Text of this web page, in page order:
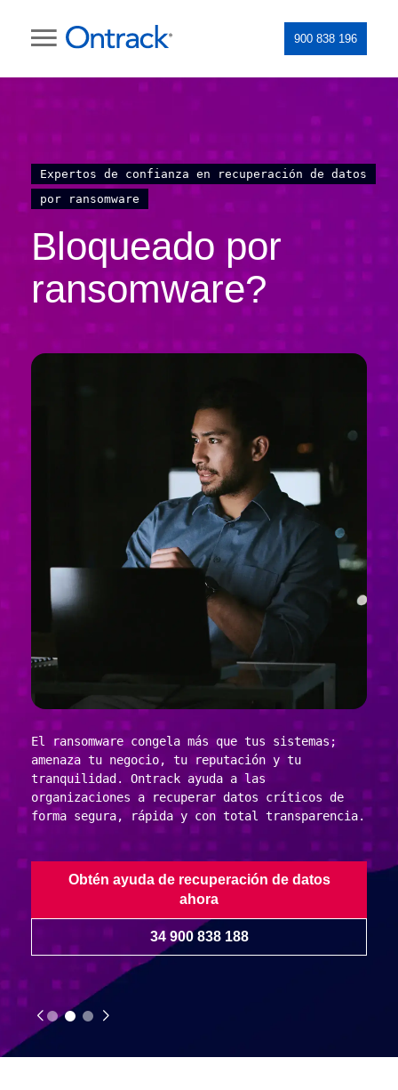
900 838 196
Expertos de confianza en recuperación de datos
por ransomware
Bloqueado por
ransomware?
El ransomware congela más que tus sistemas;
amenaza tu negocio, tu reputación y tu
tranquilidad. Ontrack ayuda a las
organizaciones a recuperar datos críticos de
forma segura, rápida y con total transparencia.
Obtén ayuda de recuperación de datos
ahora
34 900 838 188